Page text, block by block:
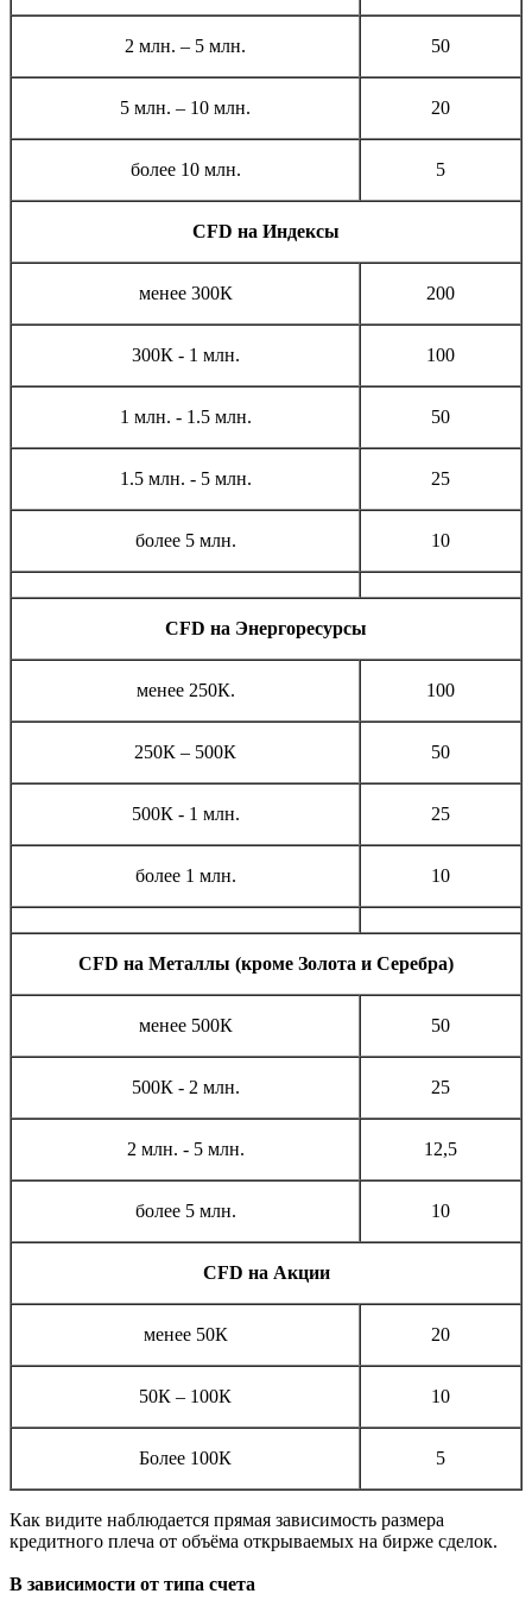
2 млн. – 5 млн. 50
5 млн. – 10 млн. 20
более 10 млн. 5
CFD на Индексы
менее 300К 200
300К - 1 млн. 100
1 млн. - 1.5 млн. 50
1.5 млн. - 5 млн. 25
более 5 млн. 10
CFD на Энергоресурсы
менее 250К. 100
250К – 500К 50
500К - 1 млн. 25
более 1 млн. 10
CFD на Металлы (кроме Золота и Серебра)
менее 500К 50
500К - 2 млн. 25
2 млн. - 5 млн. 12,5
более 5 млн. 10
CFD на Акции
менее 50К 20
50К – 100К 10
Более 100К 5
Как видите наблюдается прямая зависимость размера
кредитного плеча от объёма открываемых на бирже сделок.
В зависимости от типа счета